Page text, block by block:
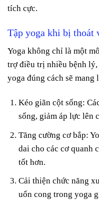
tích cực.
Tập yoga khi bị thoát
Yoga không chỉ là một
trợ điều trị nhiều bệnh
yoga đúng cách sẽ
Kéo giãn cột sống:
sống, giảm áp lực lên
Tăng cường cơ bắp:
dai cho các cơ quanh
tốt hơn.
Cải thiện chức năng
uốn cong trong yoga